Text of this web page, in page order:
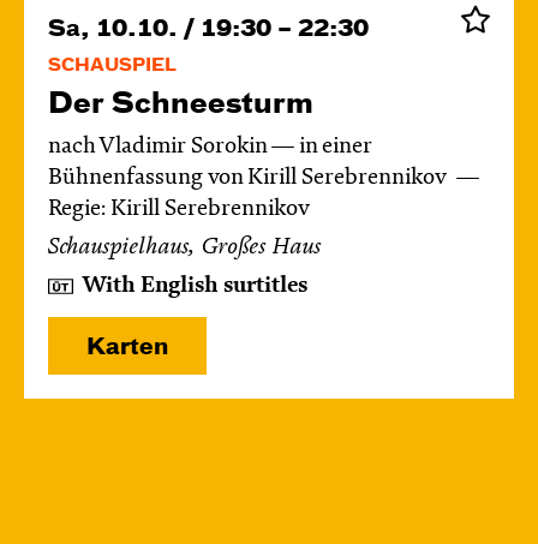
Sa, 10.10. / 19:30 – 22:30
SCHAUSPIEL
Der Schnee­sturm
nach Vladimir Sorokin — in einer
Bühnenfassung von Kirill Serebrennikov
Regie: Kirill Serebrennikov
Schauspielhaus, Großes Haus
With English surtitles
Karten